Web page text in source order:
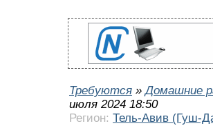
Требуются »Домашние
июля 2024 18:50
Регион: Тель-Авив (Гуш-